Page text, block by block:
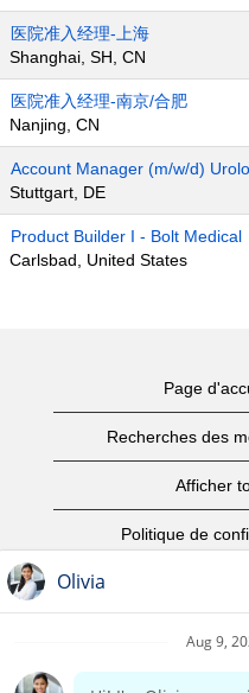
医院准入经理-上海
Shanghai, SH, CN
医院准入经理-南京/合肥
Nanjing, CN
Account Manager (m/w/d)
Stuttgart, DE
Product Builder I - Bolt Medical
Carlsbad, United States
Page
Recherches des
Afficher
Politique de